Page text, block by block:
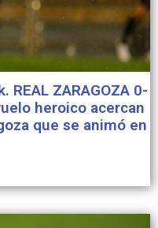
REAL ZARAGOZA 0-
heroico acercan
que se animó en